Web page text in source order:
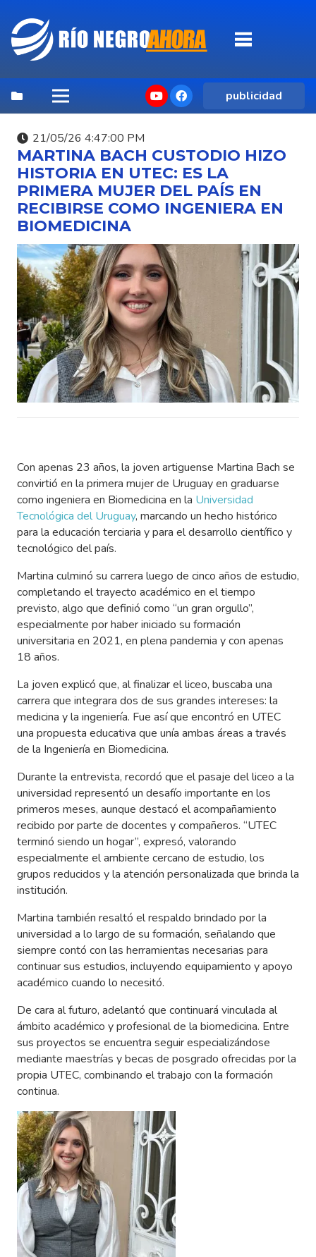
publicidad
21/05/26 4:47:00 PM
MARTINA BACH CUSTODIO HIZO
HISTORIA EN UTEC: ES LA
PRIMERA MUJER DEL PAÍS EN
RECIBIRSE COMO INGENIERA EN
BIOMEDICINA
Con apenas 23 años, la joven artiguense Martina Bach se
convirtió en la primera mujer de Uruguay en graduarse
como ingeniera en Biomedicina en la Universidad
Tecnológica del Uruguay, marcando un hecho histórico
para la educación terciaria y para el desarrollo científico y
tecnológico del país.
Martina culminó su carrera luego de cinco años de estudio,
completando el trayecto académico en el tiempo
previsto, algo que definió como “un gran orgullo”,
especialmente por haber iniciado su formación
universitaria en 2021, en plena pandemia y con apenas
18 años.
La joven explicó que, al finalizar el liceo, buscaba una
carrera que integrara dos de sus grandes intereses: la
medicina y la ingeniería. Fue así que encontró en UTEC
una propuesta educativa que unía ambas áreas a través
de la Ingeniería en Biomedicina.
Durante la entrevista, recordó que el pasaje del liceo a la
universidad representó un desafío importante en los
primeros meses, aunque destacó el acompañamiento
recibido por parte de docentes y compañeros. “UTEC
terminó siendo un hogar”, expresó, valorando
especialmente el ambiente cercano de estudio, los
grupos reducidos y la atención personalizada que brinda la
institución.
Martina también resaltó el respaldo brindado por la
universidad a lo largo de su formación, señalando que
siempre contó con las herramientas necesarias para
continuar sus estudios, incluyendo equipamiento y apoyo
académico cuando lo necesitó.
De cara al futuro, adelantó que continuará vinculada al
ámbito académico y profesional de la biomedicina. Entre
sus proyectos se encuentra seguir especializándose
mediante maestrías y becas de posgrado ofrecidas por la
propia UTEC, combinando el trabajo con la formación
continua.